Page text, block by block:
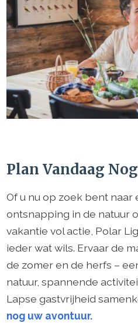
Plan Vandaag
Of u nu op zoek bent naar
ontsnapping in de natuur
vakantie vol actie, Polar
ieder wat wils. Ervaar de
de zomer en de herfs –
natuur, spannende
Lapse gastvrijheid
nog uw avontuur.